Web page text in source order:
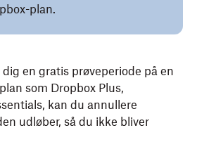
plan.
en gratis prøveperiode på en
som Dropbox Plus,
kan du annullere
udløber, så du ikke bliver